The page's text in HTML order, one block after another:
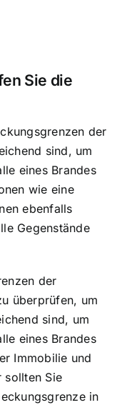
Sie die
der
sind, um
eines Brandes
wie eine
ebenfalls
Gegenstände
der
überprüfen, um
sind, um
eines Brandes
Immobilie und
sollten Sie
in